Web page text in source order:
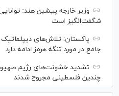
وزیر خارجه پیشین هند:
شگفت‌انگیز است
پاکستان: تلاش‌های
جامع در مورد تنگه هرمز ادامه دارد
تشدید خشونت‌های رژیم
چندین فلسطینی مجروح شدند